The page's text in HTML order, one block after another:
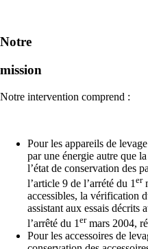
Notre
mission
Notre intervention comprend :
Pour les appareils de
par une énergie autre que
l’état de conservation des
l’article 9 de l’arrété du 1 er
accessibles, la vérification
assistant aux essais décrits
l’arrêté du 1 ermars 2004,
Pour les accessoires de